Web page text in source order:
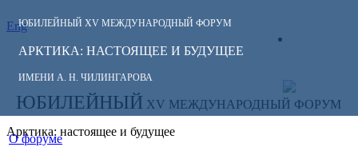
ЮБИЛЕЙНЫЙ XV МЕЖДУНАРОДНЫЙ ФОРУМ
АРКТИКА: НАСТОЯЩЕЕ И БУДУЩЕЕ
ИМЕНИ А. Н. ЧИЛИНГАРОВА
Eng
СЛЕДИТЕ ЗА
НОВОСТЯМИ
ФОРУМА:
ЮБИЛЕЙНЫЙ XV МЕЖДУНАРОДНЫЙ ФОРУМ
Арктика: настоящее и будущее
О форуме